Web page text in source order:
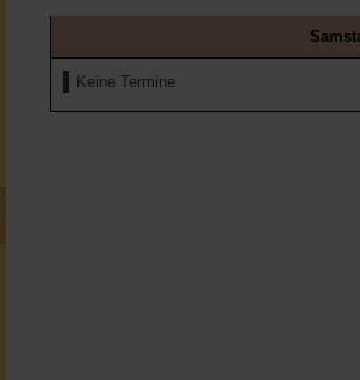
Keine Termine